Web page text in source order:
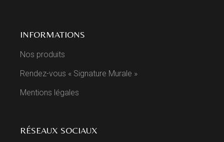
INFORMATIONS
Nos produits
Rendez-vous « Signature Murale »
Mentions légales
RÉSEAUX SOCIAUX